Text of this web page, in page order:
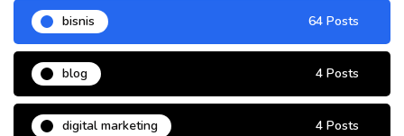
bisnis 64 Posts
blog 4 Posts
digital marketing 4 Posts